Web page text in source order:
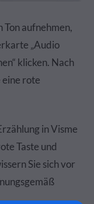
Ton aufnehmen,
„Audio
klicken. Nach
rote
in Visme
Taste und
Sie sich vor